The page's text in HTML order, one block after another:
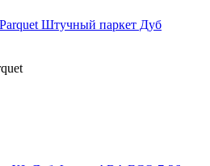
Штучный паркет Дуб